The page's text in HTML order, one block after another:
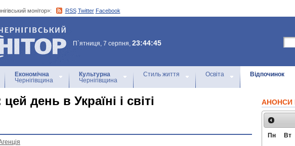
монітор»: RSS Twitter Facebook
монітор»
П`ятниця, 7 серпня, 23:44:45
Економічна
Чернігівщина
Культурна
Чернігівщина
Стиль життя Освіта Відпочинок
день в Україні і світі АНОНСИ
Пн Вт